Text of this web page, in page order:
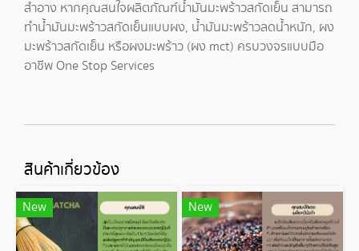
สำอาง หากคุณสนใจผลิตภัณฑ์น้ำมันมะพร้าวสกัดเย็น สามารถ
ทำน้ำมันมะพร้าวสกัดเย็นแบบผง, น้ำมันมะพร้าวลดน้ำหนัก, ผง
มะพร้าวสกัดเย็น หรือผงมะพร้าว (ผง mct) ครบวงจรแบบมือ
อาชีพ One Stop Services
สินค้าเกี่ยวข้อง
New New